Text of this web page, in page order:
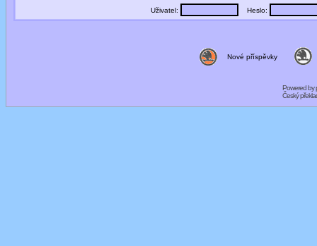
Uživatel: Heslo:
Nové příspěvky
Powered by
Český